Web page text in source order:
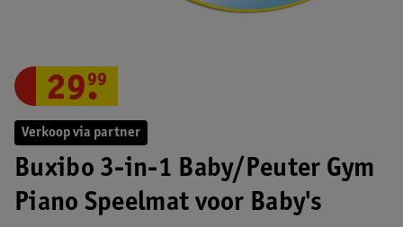
Verkoop via partner
Buxibo 3-in-1 Baby/Peuter Gym
Piano Speelmat voor Baby's
29.
99